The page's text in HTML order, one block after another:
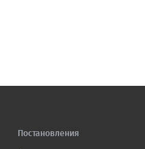
Постановления